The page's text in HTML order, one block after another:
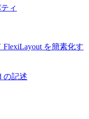
ィ
を簡素化す
の記述